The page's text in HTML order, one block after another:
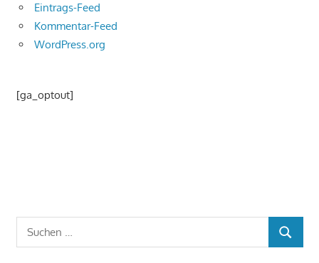
Eintrags-Feed
Kommentar-Feed
WordPress.org
[ga_optout]
Suchen
nach:
SUCHEN